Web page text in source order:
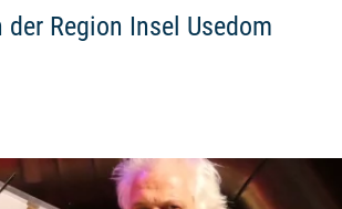
der Region Insel Usedom